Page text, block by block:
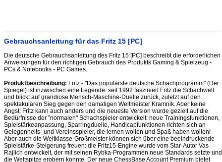
Gebrauchsanleitung für das Fritz 15 [PC]
Die deutsche Gebrauchsanleitung des Fritz 15 [PC] beschreibt die erforderlichen
Anweisungen für den richtigen Gebrauch des Produkts Gaming & Spielzeug -
PCs & Notebooks - PC Games.
Produktbeschreibung: Fritz - "Das populärste deutsche Schachprogramm" (Der
Spiegel) ist inzwischen eine Legende: seit 1992 fasziniert Fritz die Schachwelt
und blickt auf grandiose Mensch-Maschine-Duelle zurück, zuletzt auf den
spektakulären Sieg gegen den damaligen Weltmeister Kramnik. Aber keine
Angst: Fritz kann auch anders und die neueste Version wurde gezielt auf die
Bedürfnisse der "normalen" Schachspieler entwickelt: neue Trainingsfunktionen,
Spielstärkeanpassung, Sparringduelle, Handicapfunktionen richten sich an
Gelegenheits- und Vereinsspieler, die lernen wollen und Spaß haben wollen!
Aber auch die Weltklasse-Großmeister können sich über eine beeindruckende
Spielstärke-Steigerung freuen: die Fritz15-Engine wurde vom Star-Autor Vas
Rajlich entwickelt, der mit seinen Rybka-Programmen neue Standards setzte und
die Weltspitze erobern konnte. Der neue ChessBase Account Premium bietet